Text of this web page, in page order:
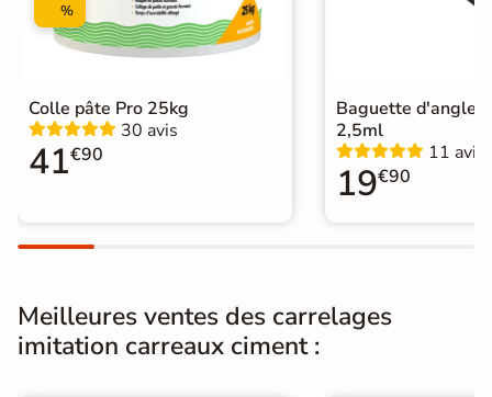
Plancher
Chauffant
Oui
Choix
Support
Origine Espagne
%
Colle pâte Pro 25kg
30 avis
41€90
Baguette d'angle
2,5ml
11 avis
19€90
Meilleures ventes des carrelages
imitation carreaux ciment :